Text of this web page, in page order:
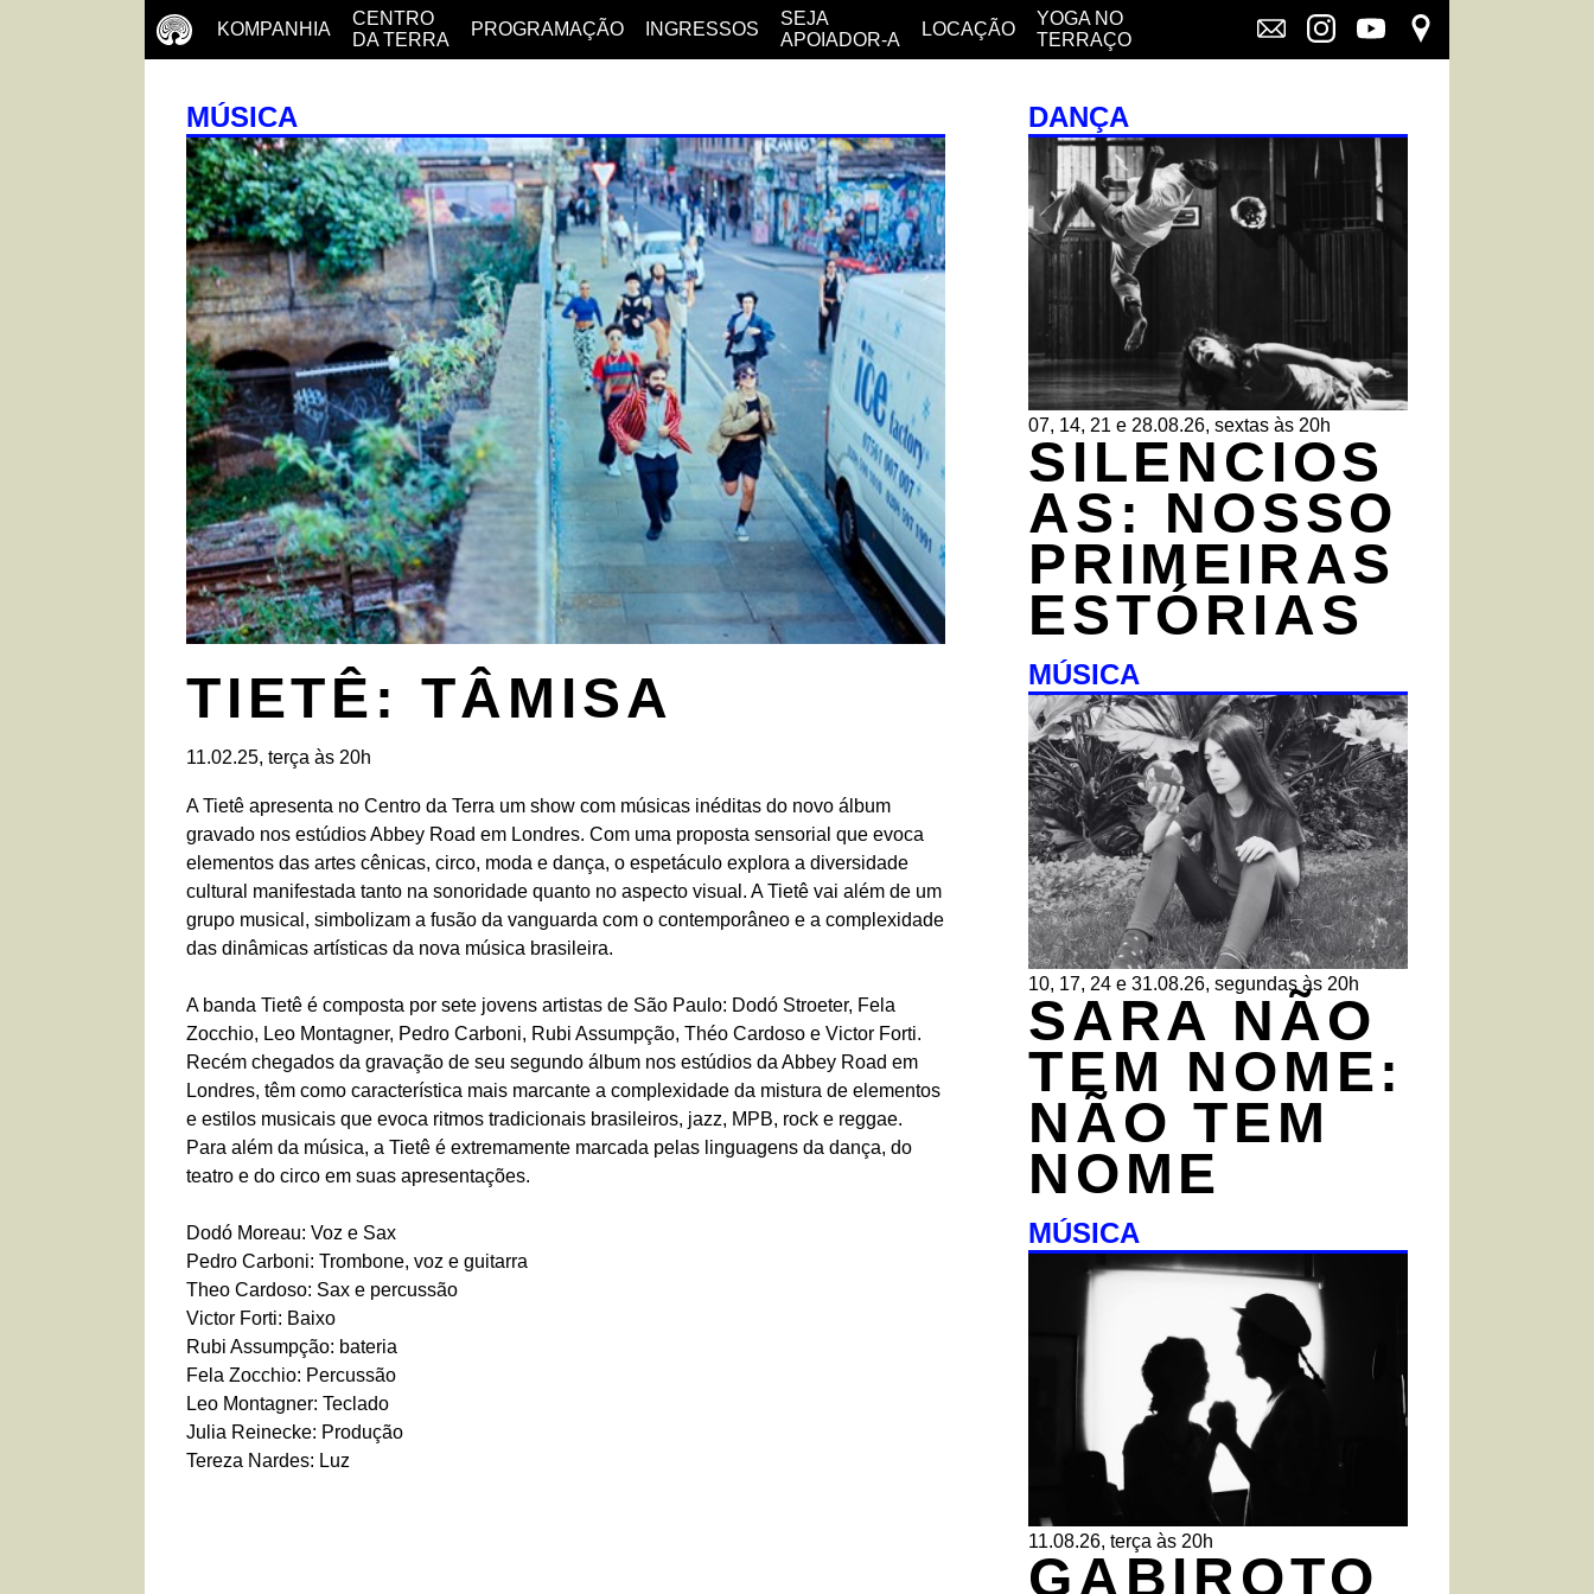
KOMPANHIA
CENTRO
DA TERRA
PROGRAMAÇÃO INGRESSOS
SEJA
APOIADOR-A
LOCAÇÃO
YOGA NO
TERRAÇO
MÚSICA
TIETÊ: TÂMISA
11.02.25, terça às 20h
A Tietê apresenta no Centro da Terra um show com músicas inéditas do novo álbum
gravado nos estúdios Abbey Road em Londres. Com uma proposta sensorial que evoca
elementos das artes cênicas, circo, moda e dança, o espetáculo explora a diversidade
cultural manifestada tanto na sonoridade quanto no aspecto visual. A Tietê vai além de um
grupo musical, simbolizam a fusão da vanguarda com o contemporâneo e a complexidade
das dinâmicas artísticas da nova música brasileira.
A banda Tietê é composta por sete jovens artistas de São Paulo: Dodó Stroeter, Fela
Zocchio, Leo Montagner, Pedro Carboni, Rubi Assumpção, Théo Cardoso e Victor Forti.
Recém chegados da gravação de seu segundo álbum nos estúdios da Abbey Road em
Londres, têm como característica mais marcante a complexidade da mistura de elementos
e estilos musicais que evoca ritmos tradicionais brasileiros, jazz, MPB, rock e reggae.
Para além da música, a Tietê é extremamente marcada pelas linguagens da dança, do
teatro e do circo em suas apresentações.
Dodó Moreau: Voz e Sax
Pedro Carboni: Trombone, voz e guitarra
Theo Cardoso: Sax e percussão
Victor Forti: Baixo
Rubi Assumpção: bateria
Fela Zocchio: Percussão
Leo Montagner: Teclado
Julia Reinecke: Produção
Tereza Nardes: Luz
DANÇA
07, 14, 21 e 28.08.26, sextas às 20h
SILENCIOS
AS: NOSSO
PRIMEIRAS
ESTÓRIAS
MÚSICA
10, 17, 24 e 31.08.26, segundas às 20h
SARA NÃO
TEM NOME:
NÃO TEM
NOME
MÚSICA
11.08.26, terça às 20h
GABIROTO